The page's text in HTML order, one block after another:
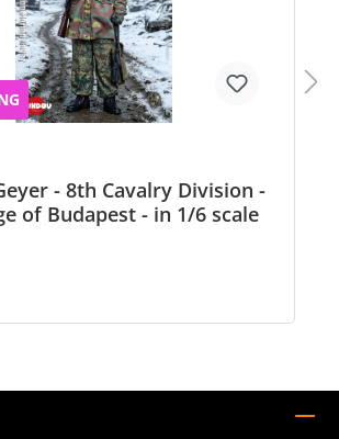
- 8th Cavalry Division -
of Budapest - in 1/6 scale